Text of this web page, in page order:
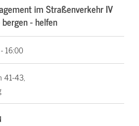
im Straßenverkehr IV
- helfen
16:00
41-43,